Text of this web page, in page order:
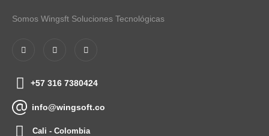
Somos Wingsft Soluciones Tecnológicas
+57 316 7380424
info@wingsoft.co
Cali - Colombia